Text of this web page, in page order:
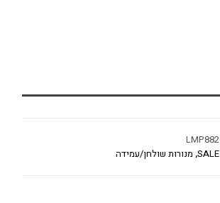
LMP882
SALE
, מנורות שולחן/עמידה